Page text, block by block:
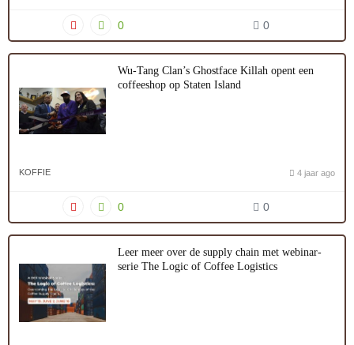
0 0
Wu-Tang Clan’s Ghostface Killah opent een
coffeeshop op Staten Island
KOFFIE 4 jaar ago
0 0
Leer meer over de supply chain met webinar-
serie The Logic of Coffee Logistics